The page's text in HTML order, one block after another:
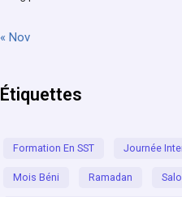
« Nov
Étiquettes
Formation En SST Journée
Mois Béni Ramadan